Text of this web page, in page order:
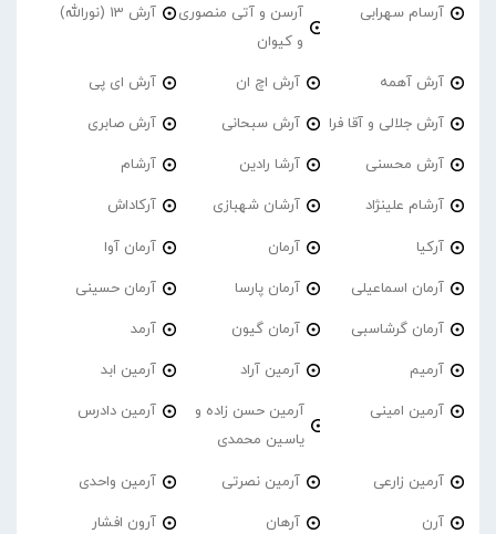
آرسام سهرابی
آرسن و آتی منصوری
و کیوان
آرش 13 (نورالله)
آرش آهمه آرش اچ ان آرش ای پی
آرش جلالی و آقا فرا آرش سبحانی آرش صابری
آرش محسنی آرشا رادین آرشام
آرشام علینژاد آرشان شهبازی آرکاداش
آرکیا آرمان آرمان آوا
آرمان اسماعیلی آرمان پارسا آرمان حسینی
آرمان گرشاسبی آرمان گیون آرمد
آرمیم آرمین آراد آرمین ابد
آرمین امینی
آرمین حسن زاده و
یاسین محمدی
آرمین دادرس
آرمین زارعی آرمین نصرتی آرمین واحدی
آرن آرهان آرون افشار